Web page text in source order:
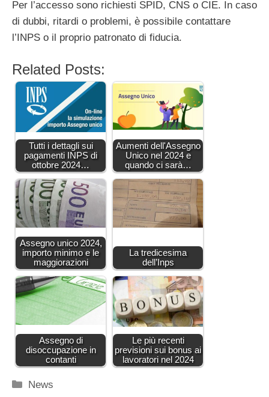
Per l’accesso sono richiesti SPID, CNS o CIE. In caso
di dubbi, ritardi o problemi, è possibile contattare
l’INPS o il proprio patronato di fiducia.
Related Posts:
Tutti i dettagli sui
pagamenti INPS di
ottobre 2024…
Aumenti dell'Assegno
Unico nel 2024 e
quando ci sarà…
Assegno unico 2024,
importo minimo e le
maggiorazioni
La tredicesima
dell’Inps
Assegno di
disoccupazione in
contanti
Le più recenti
previsioni sui bonus ai
lavoratori nel 2024
Categorie
News